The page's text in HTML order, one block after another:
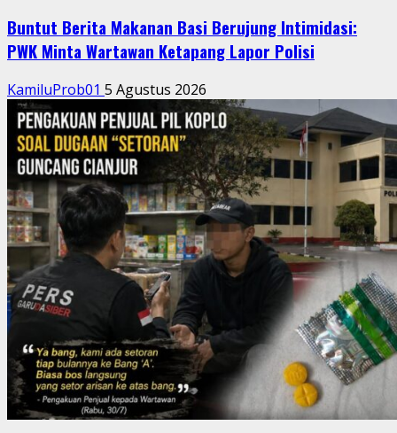
Buntut Berita Makanan Basi Berujung Intimidasi:
PWK Minta Wartawan Ketapang Lapor Polisi
KamiluProb01 5 Agustus 2026